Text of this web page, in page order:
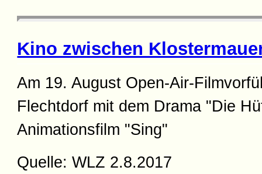
Kino zwischen
Am 19. August Open-Air-
Flechtdorf mit dem Drama "Die
Animationsfilm "Sing"
Quelle: WLZ 2.8.2017